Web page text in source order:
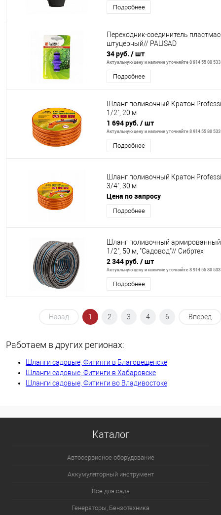
Подробнее
Переходник-соединитель
штуцерный// PALISAD
34 руб. / шт
Актуальную цену и наличие уточняйте 8 914 55 80 533
Подробнее
Шланг поливочный Кратон
1/2", 20 м
1 694 руб. / шт
Актуальную цену и наличие уточняйте 8 914 55 80 533
Подробнее
Шланг поливочный Кратон
3/4", 30 м
Цена по запросу
Подробнее
Шланг поливочный
1/2", 50 м, "Садовод"// Сибртех
2 344 руб. / шт
Актуальную цену и наличие уточняйте 8 914 55 80 533
Подробнее
Назад 1 2 3 4 6 Вперед
Работаем в других регионах:
Шланги садовые, Фитинги в Благовещенске
Шланги садовые, Фитинги в Хабаровске
Шланги садовые, Фитинги во Владивостоке
Каталог
Автосервисное оборудование
Аккумуляторный инструмент
Все для сада
Генераторы, Бензотехника